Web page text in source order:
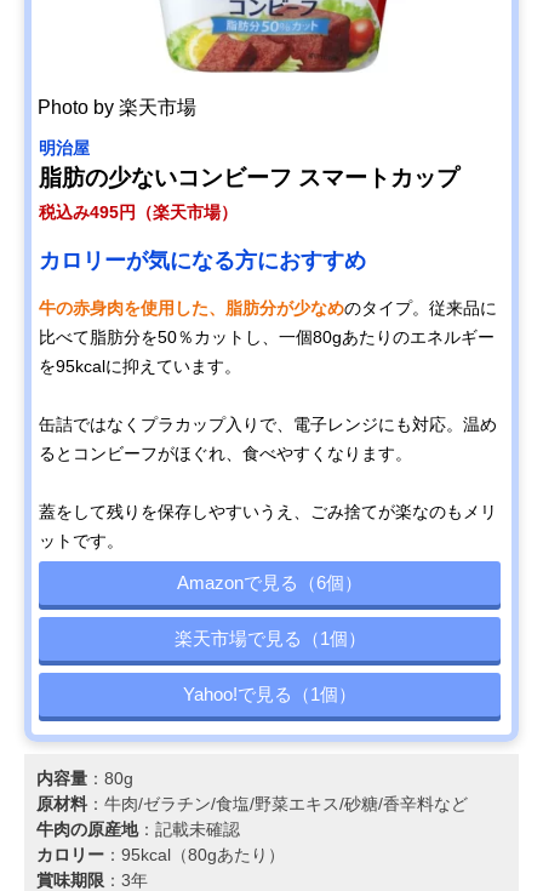
Photo by 楽天市場
明治屋
脂肪の少ないコンビーフ スマートカップ
税込み495円（楽天市場）
カロリーが気になる方におすすめ
牛の赤身肉を使用した、脂肪分が少なめのタイプ。従来品に
比べて脂肪分を50％カットし、一個80gあたりのエネルギー
を95kcalに抑えています。
缶詰ではなくプラカップ入りで、電子レンジにも対応。温め
るとコンビーフがほぐれ、食べやすくなります。
蓋をして残りを保存しやすいうえ、ごみ捨てが楽なのもメリ
ットです。
Amazonで見る（6個）
楽天市場で見る（1個）
Yahoo!で見る（1個）
内容量 ：80g
原材料 ：牛肉/ゼラチン/食塩/野菜エキス/砂糖/香辛料など
牛肉の原産地：記載未確認
カロリー ：95kcal（80gあたり）
賞味期限 ：3年